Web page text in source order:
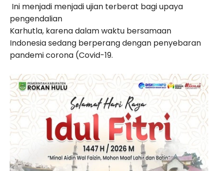
Ini menjadi menjadi ujian terberat bagi upaya
pengendalian
Karhutla, karena dalam waktu bersamaan
Indonesia sedang berperang dengan penyebaran
pandemi corona (Covid-19.